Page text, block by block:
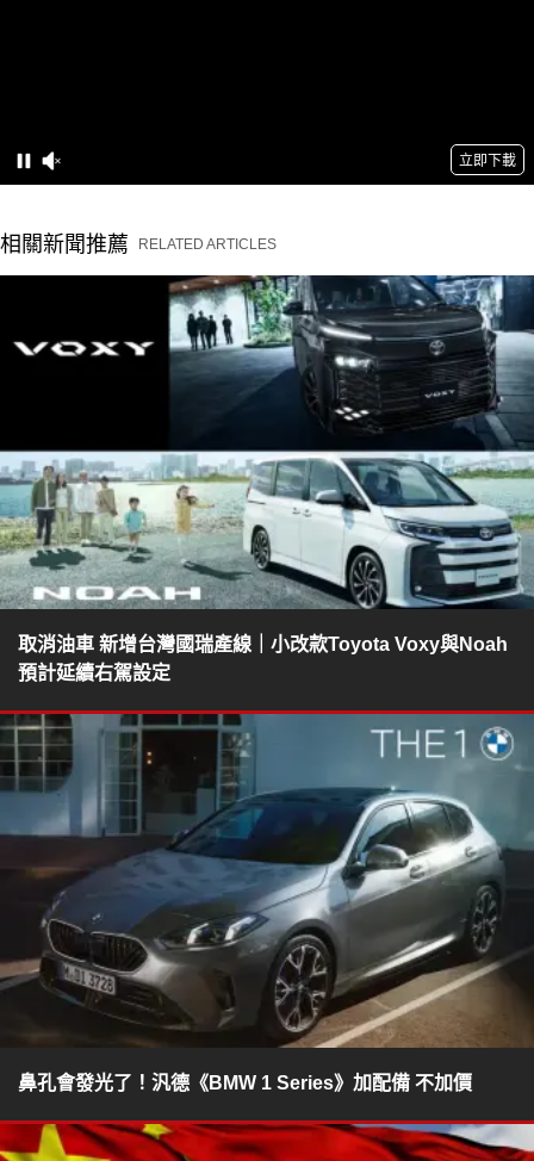
相關新聞推薦 RELATED ARTICLES
取消油車 新增台灣國瑞產線｜小改款Toyota Voxy與Noah
預計延續右駕設定
鼻孔會發光了！汎德《BMW 1 Series》加配備 不加價